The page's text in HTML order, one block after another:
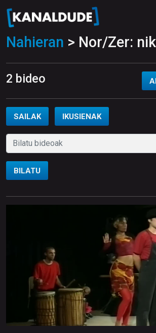
Nahieran > Nor/Zer:
2 bideo
SAILAK IKUSIENAK
BILATU